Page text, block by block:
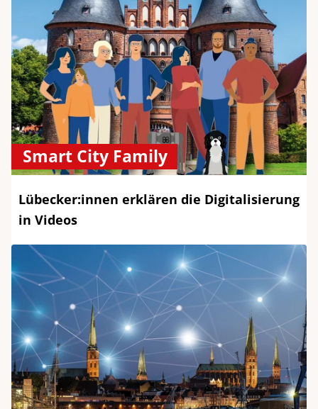
Smart City Family
Lübecker:innen erklären die Digitalisierung
in Videos